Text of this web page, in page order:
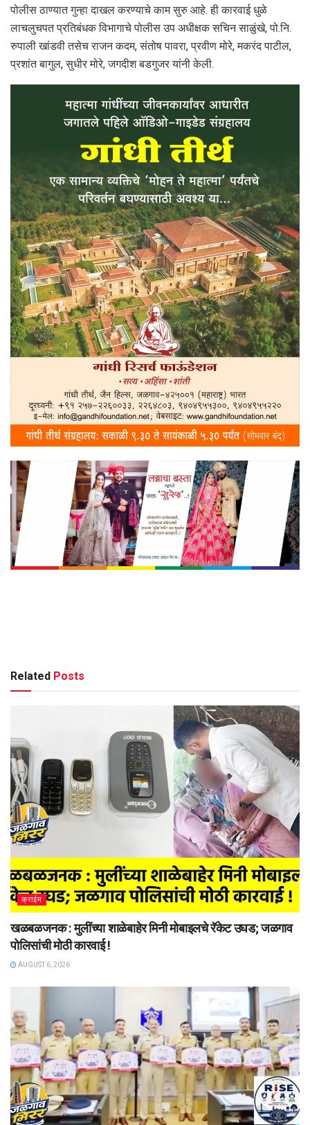
पोलीस ठाण्यात गुन्हा दाखल करण्याचे काम सुरु आहे. ही कारवाई धुळे
लाचलुचपत प्रतिबंधक विभागाचे पोलीस उप अधीक्षक सचिन साळुंखे, पो.नि.
रुपाली खांडवी तसेच राजन कदम, संतोष पावरा, प्रवीण मोरे, मकरंद पाटील,
प्रशांत बागुल, सुधीर मोरे, जगदीश बडगुजर यांनी केली.
Related Posts
क्राईम
खळबळजनक : मुलींच्या शाळेबाहेर मिनी मोबाइलचे रॅकेट उघड; जळगाव
पोलिसांची मोठी कारवाई !
AUGUST 6, 2026